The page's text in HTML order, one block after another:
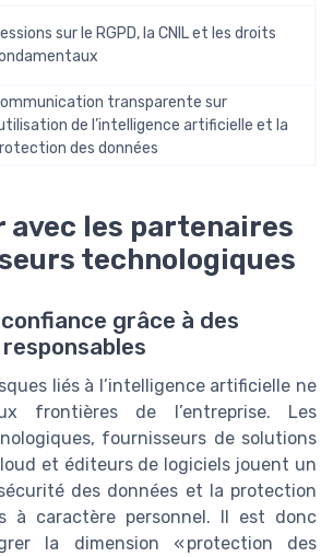
sur le RGPD, la CNIL et les droits
transparente sur
de l’intelligence artificielle et la
des données
avec les partenaires
technologiques
grâce à des
liés à l’intelligence artificielle ne
frontières de l’entreprise. Les
fournisseurs de solutions
et éditeurs de logiciels jouent un
des données et la protection
à caractère personnel. Il est donc
la dimension « protection des